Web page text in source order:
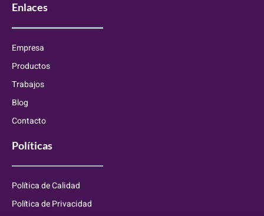
Enlaces
Empresa
Productos
Trabajos
Blog
Contacto
Políticas
Política de Calidad
Política de Privacidad